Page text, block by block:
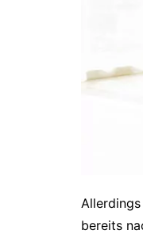
bereits